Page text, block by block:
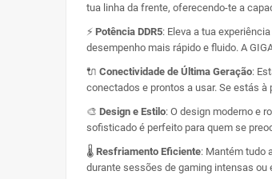
tua linha da frente, oferecendo-te a
⚡ Potência DDR5: Eleva a tua
desempenho mais rápido e fluido. A
🔌 Conectividade de Última Geração:
conectados e prontos a usar. Se estás à
🎨 Design e Estilo: O design moderno e
sofisticado é perfeito para quem se
🌡️ Resfriamento Eficiente: Mantém tudo
durante sessões de gaming intensas ou